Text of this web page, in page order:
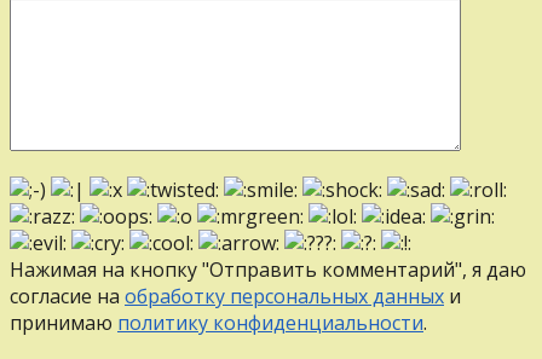
Нажимая на кнопку "Отправить комментарий", я даю
согласие на обработку персональных данных и
принимаю политику конфиденциальности.